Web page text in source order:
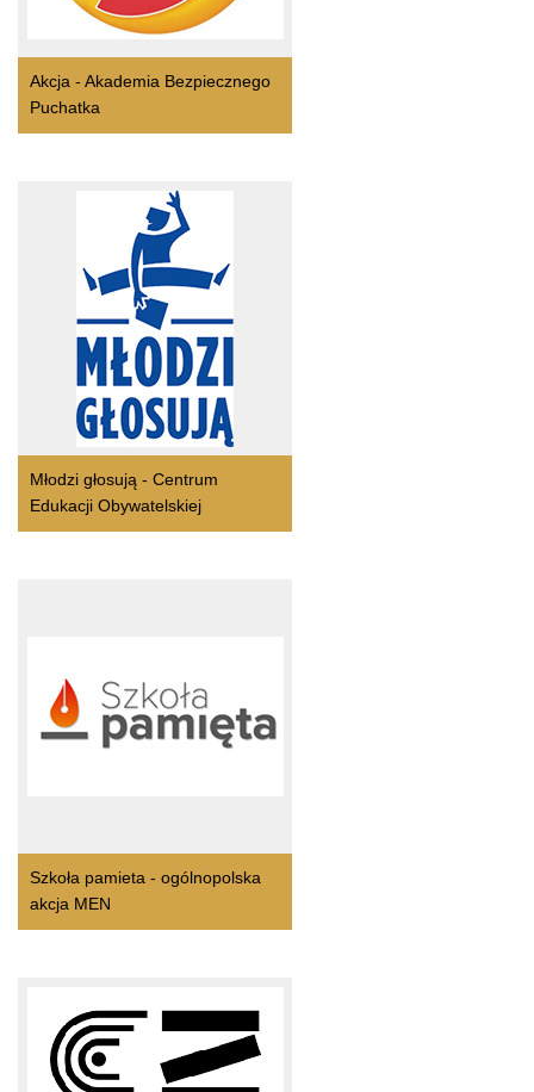
Akcja - Akademia Bezpiecznego
Puchatka
Młodzi głosują - Centrum
Edukacji Obywatelskiej
Szkoła pamieta - ogólnopolska
akcja MEN